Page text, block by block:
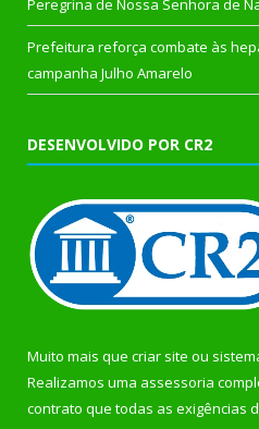
Peregrina de Nossa Senhora de
Prefeitura reforça combate às
campanha Julho Amarelo
DESENVOLVIDO POR CR2
Muito mais que criar site ou
Realizamos uma assessoria
contrato que todas as exigências